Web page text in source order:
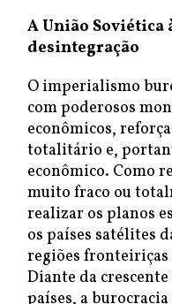
A União Soviética
desintegração
O imperialismo
com poderosos
econômicos,
totalitário e,
econômico. Como
muito fraco ou
realizar os planos
os países satélites
regiões fronteiriças
Diante da
países, a